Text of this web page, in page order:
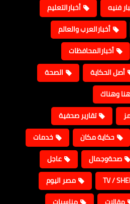
فنيه
أخبارالتعليم
أخبارالعرب والعالم
أخبارالمحافظات
أصل الحكاية
الصحة
وهناك
تقارير صحفية
حكاية مكان
خدمات
صحةوجمال
عاجل
مصر اليوم